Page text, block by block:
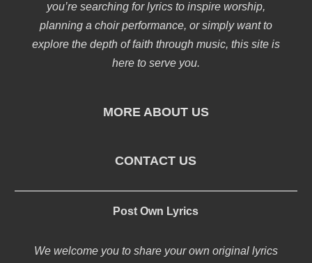
you’re searching for lyrics to inspire worship,
planning a choir performance, or simply want to
explore the depth of faith through music, this site is
here to serve you.
MORE ABOUT US
CONTACT US
Post Own Lyrics
We welcome you to share your own original lyrics